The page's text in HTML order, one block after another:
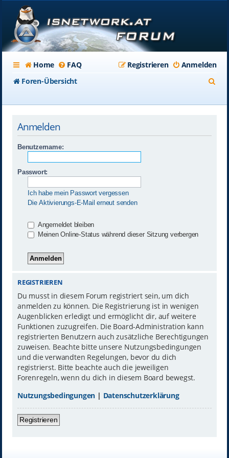
Home FAQ Anmelden
Registrieren
Foren-Übersicht
Anmelden
Benutzername:
Passwort:
Ich habe mein Passwort vergessen
Die Aktivierungs-E-Mail erneut senden
Angemeldet bleiben
Meinen Online-Status während dieser Sitzung verbergen
REGISTRIEREN
Du musst in diesem Forum registriert sein, um dich
anmelden zu können. Die Registrierung ist in wenigen
Augenblicken erledigt und ermöglicht dir, auf weitere
Funktionen zuzugreifen. Die Board-Administration kann
registrierten Benutzern auch zusätzliche Berechtigungen
zuweisen. Beachte bitte unsere Nutzungsbedingungen
und die verwandten Regelungen, bevor du dich
registrierst. Bitte beachte auch die jeweiligen
Forenregeln, wenn du dich in diesem Board bewegst.
Nutzungsbedingungen | Datenschutzerklärung
Registrieren